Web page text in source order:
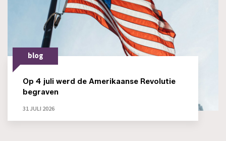
blog
Op 4 juli werd de Amerikaanse Revolutie
begraven
31 JULI 2026